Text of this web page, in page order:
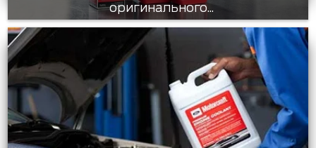
оригинального...